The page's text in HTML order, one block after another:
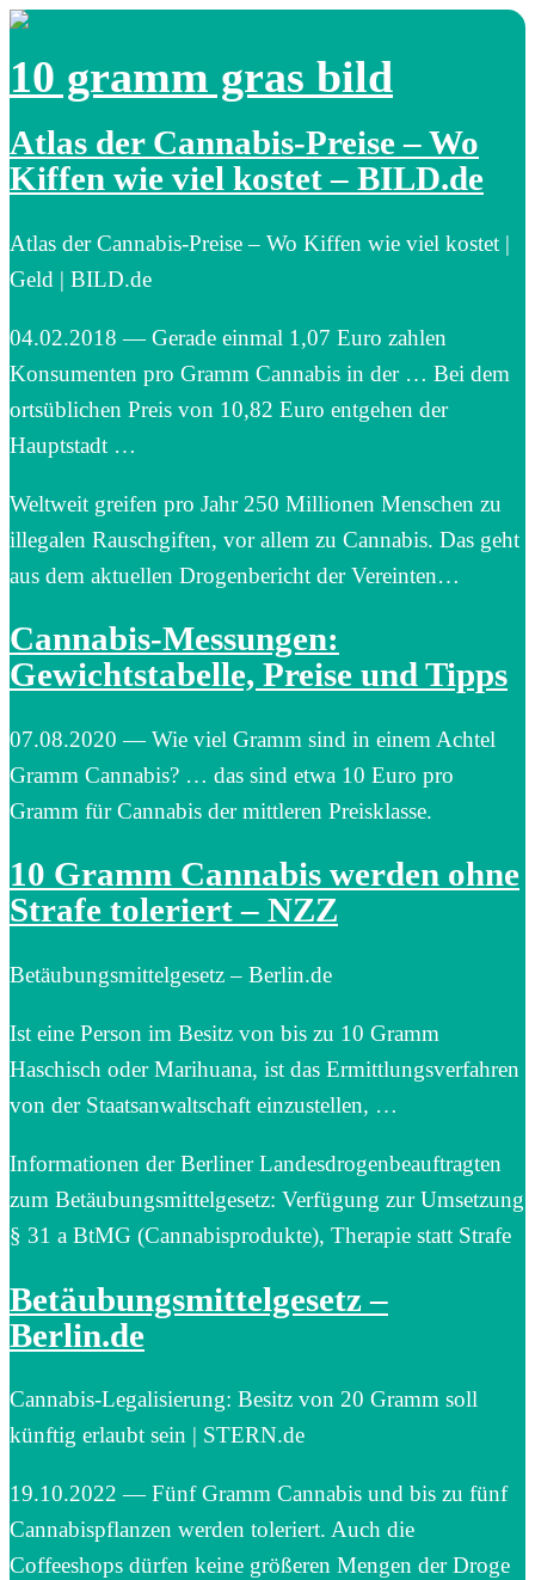
10 gramm gras bild
Atlas der Cannabis-Preise – Wo
Kiffen wie viel kostet – BILD.de
Atlas der Cannabis-Preise – Wo Kiffen wie viel kostet |
Geld | BILD.de
04.02.2018 — Gerade einmal 1,07 Euro zahlen
Konsumenten pro Gramm Cannabis in der … Bei dem
ortsüblichen Preis von 10,82 Euro entgehen der
Hauptstadt …
Weltweit greifen pro Jahr 250 Millionen Menschen zu
illegalen Rauschgiften, vor allem zu Cannabis. Das geht
aus dem aktuellen Drogenbericht der Vereinten…
Cannabis-Messungen:
Gewichtstabelle, Preise und Tipps
07.08.2020 — Wie viel Gramm sind in einem Achtel
Gramm Cannabis? … das sind etwa 10 Euro pro
Gramm für Cannabis der mittleren Preisklasse.
10 Gramm Cannabis werden ohne
Strafe toleriert – NZZ
Betäubungsmittelgesetz – Berlin.de
Ist eine Person im Besitz von bis zu 10 Gramm
Haschisch oder Marihuana, ist das Ermittlungsverfahren
von der Staatsanwaltschaft einzustellen, …
Informationen der Berliner Landesdrogenbeauftragten
zum Betäubungsmittelgesetz: Verfügung zur Umsetzung
§ 31 a BtMG (Cannabisprodukte), Therapie statt Strafe
Betäubungsmittelgesetz –
Berlin.de
Cannabis-Legalisierung: Besitz von 20 Gramm soll
künftig erlaubt sein | STERN.de
19.10.2022 — Fünf Gramm Cannabis und bis zu fünf
Cannabispflanzen werden toleriert. Auch die
Coffeeshops dürfen keine größeren Mengen der Droge